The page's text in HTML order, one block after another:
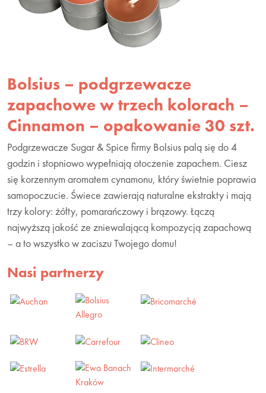
Bolsius – podgrzewacze
zapachowe w trzech kolorach –
Cinnamon – opakowanie 30 szt.
Podgrzewacze Sugar & Spice firmy Bolsius palą się do 4
godzin i stopniowo wypełniają otoczenie zapachem. Ciesz
się korzennym aromatem cynamonu, który świetnie poprawia
samopoczucie. Świece zawierają naturalne ekstrakty i mają
trzy kolory: żółty, pomarańczowy i brązowy. Łączą
najwyższą jakość ze zniewalającą kompozycją zapachową
– a to wszystko w zaciszu Twojego domu!
Nasi partnerzy